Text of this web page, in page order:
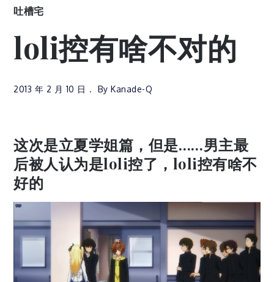
吐槽宅
loli控有啥不对的
2013 年 2 月 10 日 ByKanade-Q
这次是立夏学姐篇，但是……男主最
后被人认为是loli控了，loli控有啥不
好的